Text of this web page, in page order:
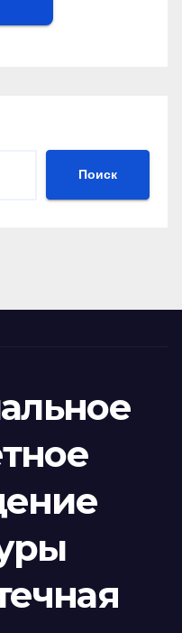
Поиск